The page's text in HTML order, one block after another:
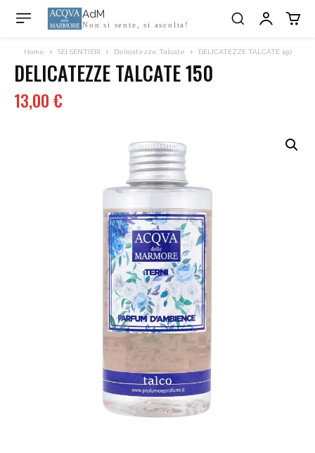
AdM
Non si sente, si ascolta!
Home SEI SENTIERI Delicatezze Talcate DELICATEZZE TALCATE 150
DELICATEZZE TALCATE 150
13,00€